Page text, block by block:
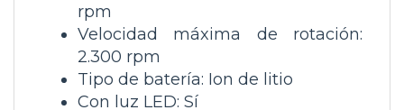
rpm
Velocidad máxima de rotación:
2.300 rpm
Tipo de batería: Ion de litio
Con luz LED: Sí